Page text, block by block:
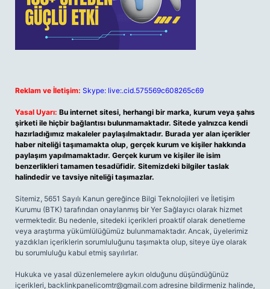
Reklam ve İletişim: Skype: live:.cid.575569c608265c69
Yasal Uyarı: Bu internet sitesi, herhangi bir marka, kurum veya şahıs
şirketi ile hiçbir bağlantısı bulunmamaktadır. Sitede yalnızca kendi
hazırladığımız makaleler paylaşılmaktadır. Burada yer alan içerikler
haber niteliği taşımamakta olup, gerçek kurum ve kişiler hakkında
paylaşım yapılmamaktadır. Gerçek kurum ve kişiler ile isim
benzerlikleri tamamen tesadüfidir. Sitemizdeki bilgiler taslak
halindedir ve tavsiye niteliği taşımazlar.
Sitemiz, 5651 Sayılı Kanun gereğince Bilgi Teknolojileri ve İletişim
Kurumu (BTK) tarafından onaylanmış bir Yer Sağlayıcı olarak hizmet
vermektedir. Bu nedenle, sitedeki içerikleri proaktif olarak denetleme
veya araştırma yükümlülüğümüz bulunmamaktadır. Ancak, üyelerimiz
yazdıkları içeriklerin sorumluluğunu taşımakta olup, siteye üye olarak
bu sorumluluğu kabul etmiş sayılırlar.
Hukuka ve yasal düzenlemelere aykırı olduğunu düşündüğünüz
içerikleri, backlinkpanelicomtr@gmail.com adresine bildirmeniz halinde,